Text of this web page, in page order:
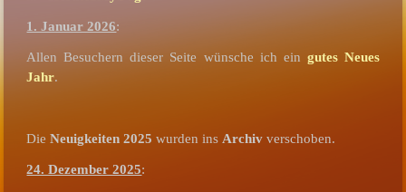
1. Januar 2026:
Allen Besuchern dieser Seite wünsche ich ein gutes Neues
Jahr.
DieNeuigkeiten 2025 wurden ins Archiv verschoben.
24. Dezember 2025: